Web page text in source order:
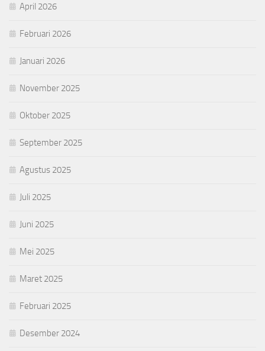
April 2026
Februari 2026
Januari 2026
November 2025
Oktober 2025
September 2025
Agustus 2025
Juli 2025
Juni 2025
Mei 2025
Maret 2025
Februari 2025
Desember 2024